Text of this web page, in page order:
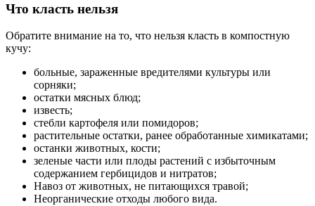
Что класть нельзя
Обратите внимание на то, что нельзя класть в компостную
кучу:
больные, зараженные вредителями культуры или
сорняки;
остатки мясных блюд;
известь;
стебли картофеля или помидоров;
растительные остатки, ранее обработанные химикатами;
останки животных, кости;
зеленые части или плоды растений с избыточным
содержанием гербицидов и нитратов;
Навоз от животных, не питающихся травой;
Неорганические отходы любого вида.